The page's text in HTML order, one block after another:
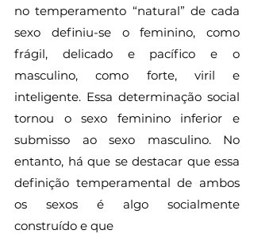
no temperamento “natural” de cada
sexo definiu-se o feminino, como
frágil, delicado e pacífico e o
masculino, como forte, viril e
inteligente. Essa determinação social
tornou o sexo feminino inferior e
submisso ao sexo masculino. No
entanto, há que se destacar que essa
definição temperamental de ambos
os sexos é algo socialmente
construído e que